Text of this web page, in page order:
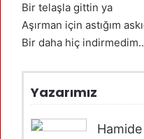
Bir telaşla gittin ya
Aşırman için astığım
Bir daha hiç
Yazarımız